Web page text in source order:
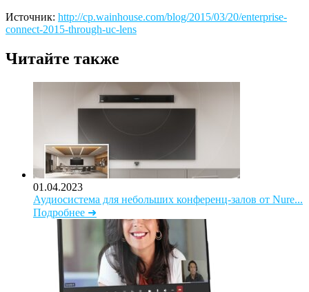
Источник: http://cp.wainhouse.com/blog/2015/03/20/enterprise-
connect-2015-through-uc-lens
Читайте также
01.04.2023
Аудиосистема для небольших конференц-залов от Nure...
Подробнее ➜